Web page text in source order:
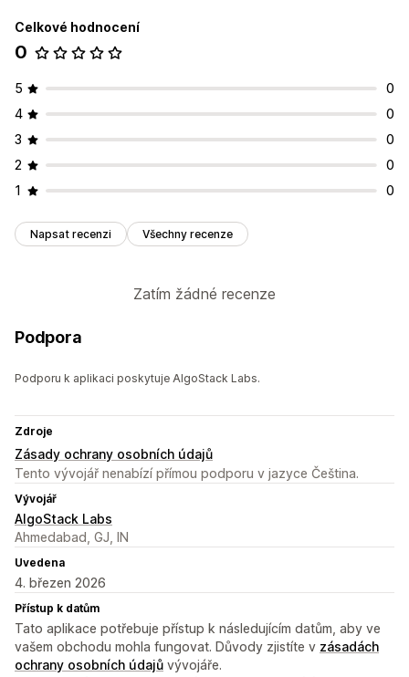
Celkové hodnocení
0
5
0
4
0
3
0
2
0
1
0
Napsat recenzi Všechny recenze
Zatím žádné recenze
Podpora
Podporu k aplikaci poskytuje AlgoStack Labs.
Zdroje
Zásady ochrany osobních údajů
Tento vývojář nenabízí přímou podporu v jazyce Čeština.
Vývojář
AlgoStack Labs
Ahmedabad, GJ, IN
Uvedena
4. březen 2026
Přístup k datům
Tato aplikace potřebuje přístup k následujícím datům, aby ve
vašem obchodu mohla fungovat. Důvody zjistíte v zásadách
ochrany osobních údajů vývojáře.